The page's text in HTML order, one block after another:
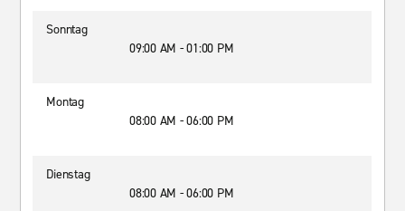
Sonntag
09:00 AM - 01:00 PM
Montag
08:00 AM - 06:00 PM
Dienstag
08:00 AM - 06:00 PM